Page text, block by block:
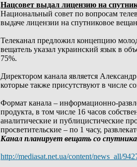
Нацсовет выдал лицензию на
Национальный совет по вопросам
выдаче лицензии на спутниковое
Телеканал предложил концепцию
вещатель указал украинский язык в
75%.
Директором канала является
которые также присутствуют в числе
Формат канала – информационно-
продукта, в том числе 16 часов
аналитические и публицистические
просветительские – по 1 часу,
Канал планирует вещать со спутника
http://mediasat.net.ua/content/news_all/